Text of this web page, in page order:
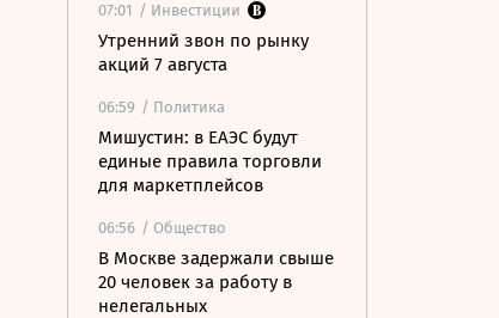
07:01 / Инвестиции
Утренний звон по рынку
акций 7 августа
06:59 / Политика
Мишустин: в ЕАЭС будут
единые правила торговли
для маркетплейсов
06:56 / Общество
В Москве задержали свыше
20 человек за работу в
нелегальных